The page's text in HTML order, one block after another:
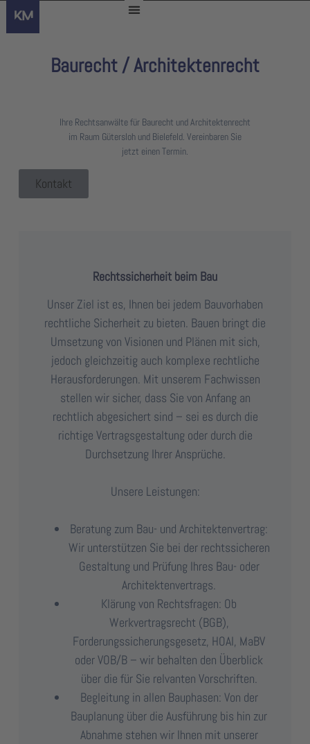
Rechtssicherheit beim Bau
Unser Ziel ist es, Ihnen bei jedem Bauvorhaben
rechtliche Sicherheit zu bieten. Bauen bringt die
Umsetzung von Visionen und Plänen mit sich,
jedoch gleichzeitig auch komplexe rechtliche
Herausforderungen. Mit unserem Fachwissen
stellen wir sicher, dass Sie von Anfang an
rechtlich abgesichert sind – sei es durch die
richtige Vertragsgestaltung oder durch die
Durchsetzung Ihrer Ansprüche.
Unsere Leistungen:
Beratung zum Bau- und Architektenvertrag:
Wir unterstützen Sie bei der rechtssicheren
Gestaltung und Prüfung Ihres Bau- oder
Architektenvertrags.
Klärung von Rechtsfragen: Ob
Werkvertragsrecht (BGB),
Forderungssicherungsgesetz, HOAI, MaBV
oder VOB/B – wir behalten den Überblick
über die für Sie relvanten Vorschriften.
Begleitung in allen Bauphasen: Von der
Bauplanung über die Ausführung bis hin zur
Abnahme stehen wir Ihnen mit unserer
Baurecht / Architektenrecht
Ihre Rechtsanwälte für Baurecht und Architektenrecht
im Raum Gütersloh und Bielefeld. Vereinbaren Sie
jetzt einen Termin.
Kontakt